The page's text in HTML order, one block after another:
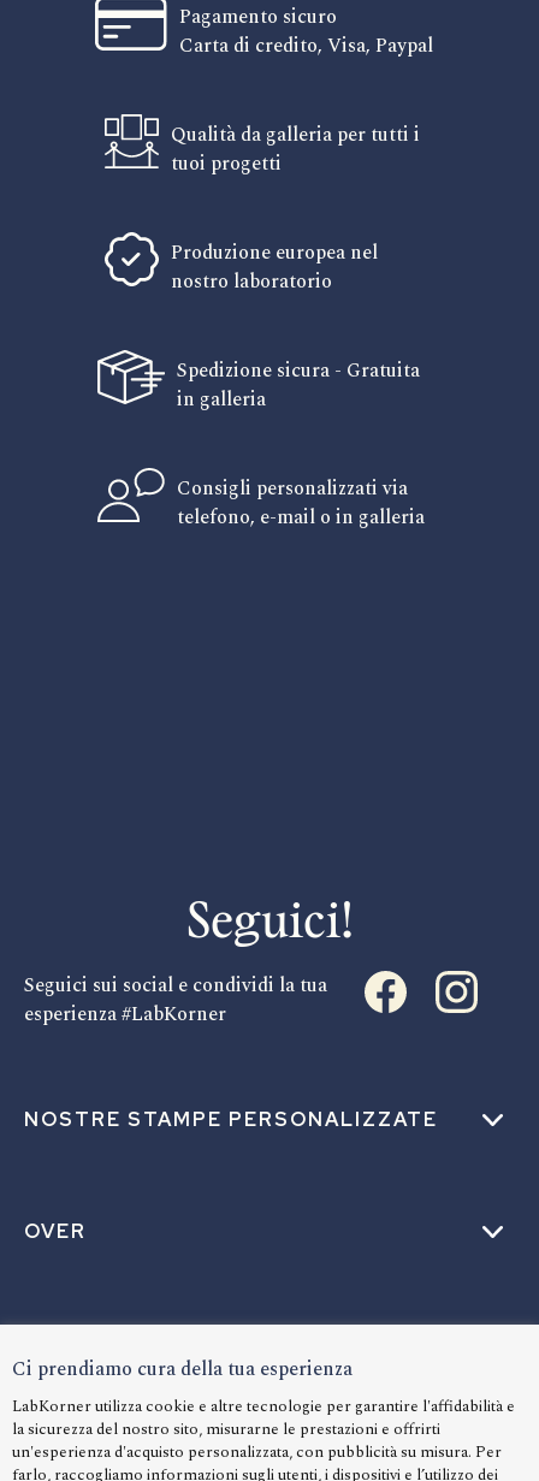
Pagamento sicuro
Carta di credito, Visa, Paypal
Qualità da galleria per tutti i
tuoi progetti
Produzione europea nel
nostro laboratorio
Spedizione sicura - Gratuita
in galleria
Consigli personalizzati via
telefono, e-mail o in galleria
NOSTRE STAMPE PERSONALIZZATE
OVER
Seguici!
Seguici sui social e condividi la tua
esperienza #LabKorner
LINGUA
Ci prendiamo cura della tua esperienza
LabKorner utilizza cookie e altre tecnologie per garantire l'affidabilità e
la sicurezza del nostro sito, misurarne le prestazioni e offrirti
un'esperienza d'acquisto personalizzata, con pubblicità su misura. Per
farlo, raccogliamo informazioni sugli utenti, i dispositivi e l’utilizzo dei